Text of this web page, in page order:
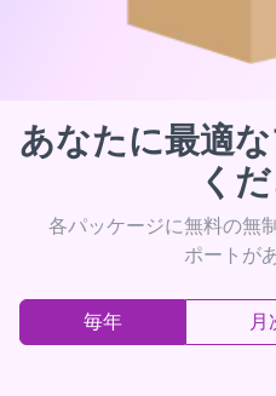
あなたに最適
く
各パッケージに無料の無
ポートが
毎年 月